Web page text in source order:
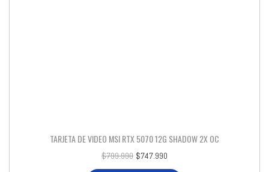
TARJETA DE VIDEO MSI RTX 5070 12G SHADOW 2X OC
$799.990 $747.990